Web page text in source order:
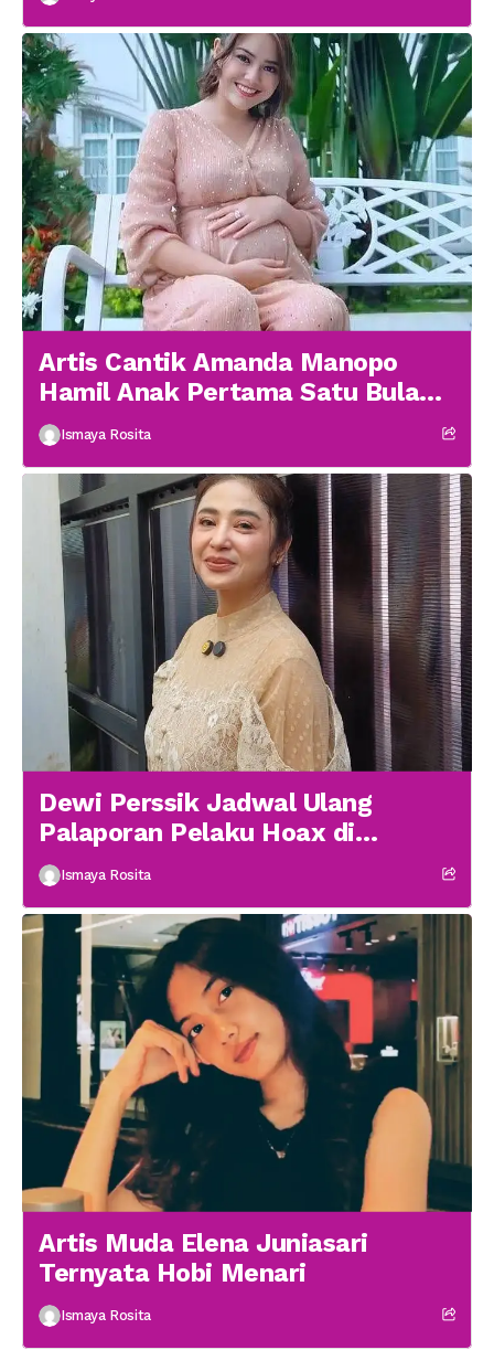
Artis Cantik Amanda Manopo
Hamil Anak Pertama Satu Bulan
menikah
Ismaya Rosita
Dewi Perssik Jadwal Ulang
Palaporan Pelaku Hoax di
Medsos
Ismaya Rosita
Artis Muda Elena Juniasari
Ternyata Hobi Menari
Ismaya Rosita